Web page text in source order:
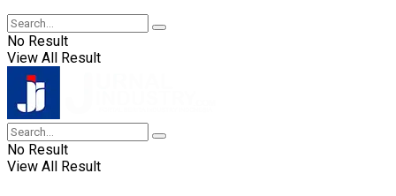
No Result
View All Result
No Result
View All Result